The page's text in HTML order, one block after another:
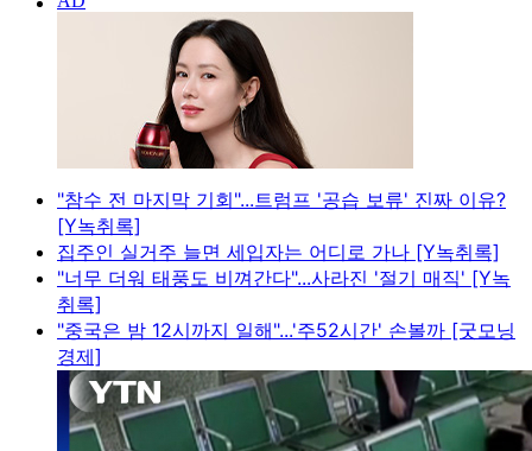
"참수 전 마지막 기회"...트럼프 '공습 보류' 진짜 이유?
[Y녹취록]
집주인 실거주 늘면 세입자는 어디로 가나 [Y녹취록]
"너무 더워 태풍도 비껴간다"...사라진 '절기 매직' [Y녹
취록]
"중국은 밤 12시까지 일해"...'주52시간' 손볼까 [굿모닝
경제]